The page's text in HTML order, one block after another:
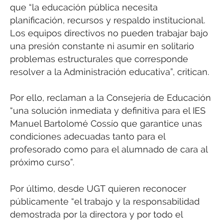
que “la educación pública necesita
planificación, recursos y respaldo institucional.
Los equipos directivos no pueden trabajar bajo
una presión constante ni asumir en solitario
problemas estructurales que corresponde
resolver a la Administración educativa”, critican.
Por ello, reclaman a la Consejería de Educación
“una solución inmediata y definitiva para el IES
Manuel Bartolomé Cossío que garantice unas
condiciones adecuadas tanto para el
profesorado como para el alumnado de cara al
próximo curso”.
Por último, desde UGT quieren reconocer
públicamente “el trabajo y la responsabilidad
demostrada por la directora y por todo el